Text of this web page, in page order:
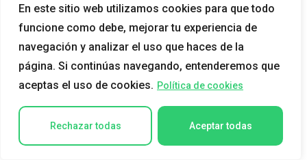
En este sitio web utilizamos cookies para que todo
funcione como debe, mejorar tu experiencia de
navegación y analizar el uso que haces de la
página. Si continúas navegando, entenderemos que
aceptas el uso de cookies. Política de cookies
Rechazar todas Aceptar todas
5.11 Lesiones oculares
5.12 Intoxicaciones, mordeduras, picaduras y
lesiones por animales marinos
5.13 Plan de actuación
5.14 Cuestionario: Cuestionario final